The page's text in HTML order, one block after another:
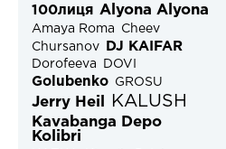
100лиця Alyona Alyona
Amaya Roma
Cheev
Chursanov
DJ KAIFAR
Dorofeeva DOVI
Golubenko GROSU
Jerry Heil KALUSH
Kavabanga Depo
Kolibri